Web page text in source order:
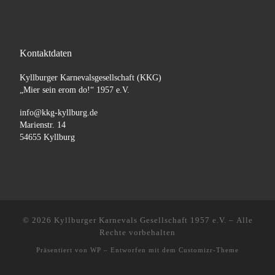
Kontaktdaten
Kyllburger Karnevalsgesellschaft (KKG)
„Mier sein erom do!“ 1957 e.V.
info@kkg-kyllburg.de
Marienstr. 14
54655 Kyllburg
© 2026 Kyllburger Karnevals Gesellschaft 1957 e.V. – Alle
Rechte vorbehalten
Präsentiert von WP – Entworfen mit dem Customizr-Theme